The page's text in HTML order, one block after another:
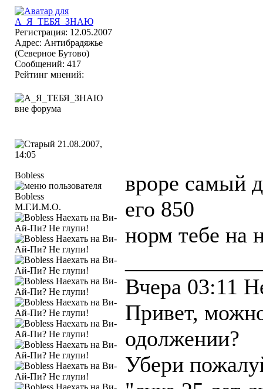
Регистрация: 12.05.2007
Адрес: Антибрадяжье
(Северное Бутово)
Сообщений: 417
Рейтинг мнений:
21.08.2007,
14:05
Bobless
М.Г.И.М.О.
вроре самый
его 850
норм тебе на
Вчера 03:11
Привет,
одолжении?
Убери